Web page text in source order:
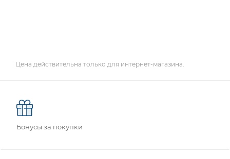
Цена действительна только для интернет-магазина.
Бонусы за покупки